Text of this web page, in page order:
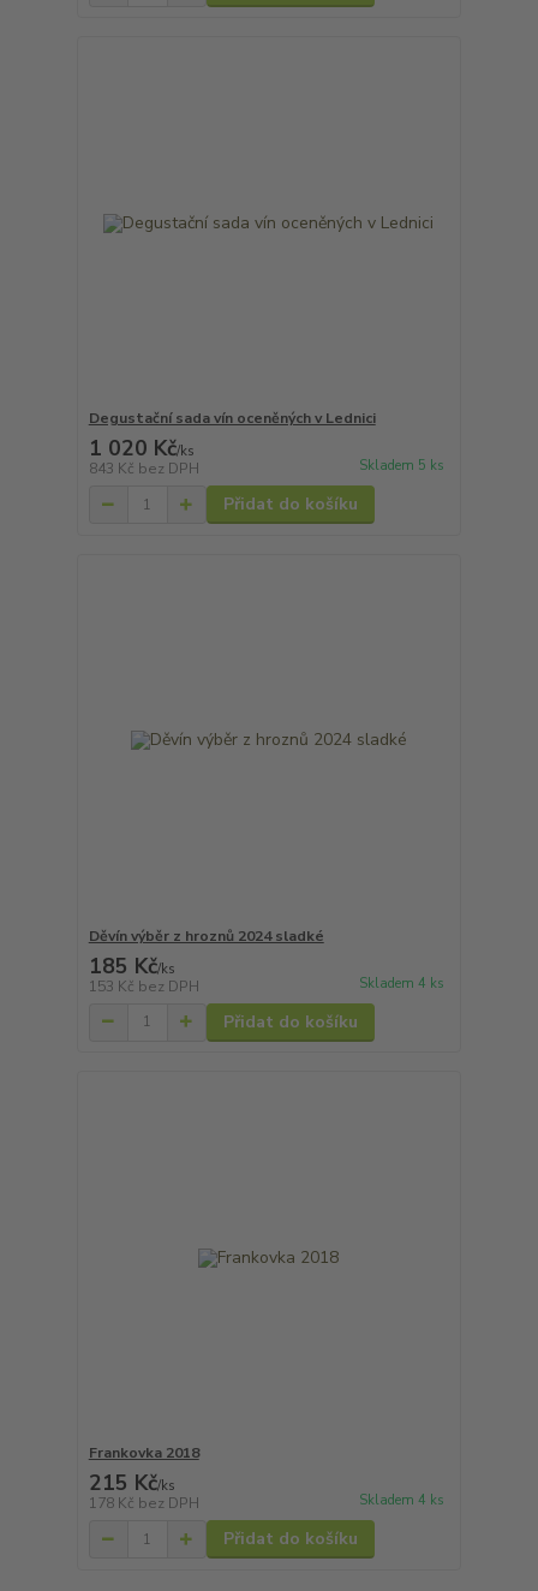
Degustační sada vín oceněných v Lednici
1 020 Kč/ks
843 Kč bez DPH Skladem 5 ks
Přidat do košíku
Děvín výběr z hroznů 2024 sladké
185 Kč/ks
153 Kč bez DPH Skladem 4 ks
Přidat do košíku
Frankovka 2018
215 Kč/ks
178 Kč bez DPH Skladem 4 ks
Přidat do košíku